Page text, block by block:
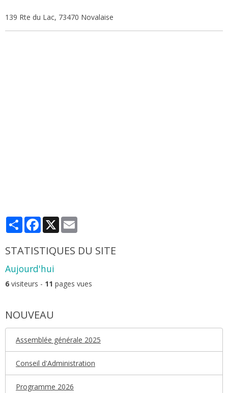
139 Rte du Lac, 73470 Novalaise
PartagerFacebook
X
STATISTIQUES DU SITE
Aujourd'hui
6 visiteurs - 11 pages vues
NOUVEAU
Assemblée générale 2025
Conseil d'Administration
Programme 2026